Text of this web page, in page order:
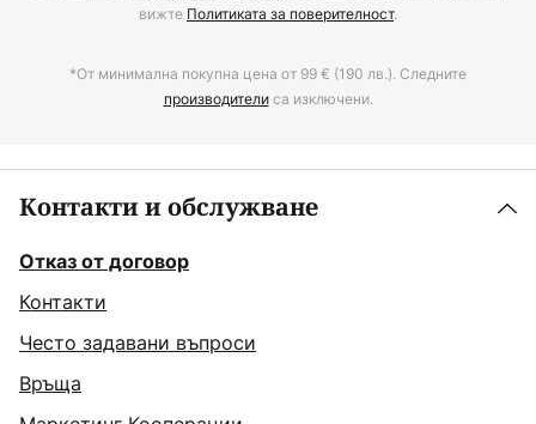
вижте Политиката за поверителност.
*От минимална покупна цена от 99 € (190 лв.). Следните
производителиса изключени.
Контакти и обслужване
Отказ от договор
Контакти
Често задавани въпроси
Връща